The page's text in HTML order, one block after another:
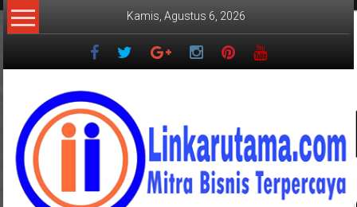
Lompat
ke
Kamis, Agustus 6, 2026